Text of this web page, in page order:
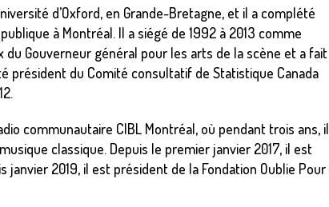
d’Oxford, en Grande-Bretagne, et il a complété
à Montréal. Il a siégé de 1992 à 2013 comme
du Gouverneur général pour les arts de la scène et a fait
président du Comité consultatif de Statistique Canada
communautaire CIBL Montréal, où pendant trois ans, il
classique. Depuis le premier janvier 2017, il est
janvier 2019, il est président de la Fondation Oublie Pour